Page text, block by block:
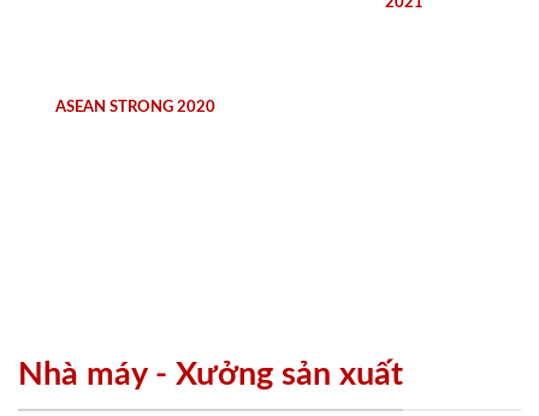
ASEAN STRONG 2020
Nhà máy - Xưởng sản xuất